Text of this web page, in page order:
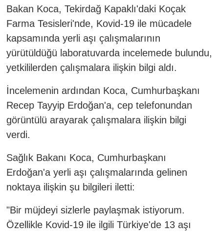
Bakan Koca, Tekirdağ Kapaklı'daki Koçak
Farma Tesisleri'nde, Kovid-19 ile mücadele
kapsamında yerli aşı çalışmalarının
yürütüldüğü laboratuvarda incelemede bulundu,
yetkililerden çalışmalara ilişkin bilgi aldı.
İncelemenin ardından Koca, Cumhurbaşkanı
Recep Tayyip Erdoğan'a, cep telefonundan
görüntülü arayarak çalışmalara ilişkin bilgi
verdi.
Sağlık Bakanı Koca, Cumhurbaşkanı
Erdoğan'a yerli aşı çalışmalarında gelinen
noktaya ilişkin şu bilgileri iletti:
"Bir müjdeyi sizlerle paylaşmak istiyorum.
Özellikle Kovid-19 ile ilgili Türkiye'de 13 aşı